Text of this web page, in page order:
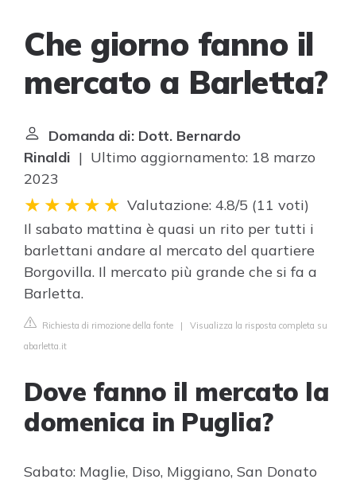
Che giorno fanno il
mercato a Barletta?
Domanda di: Dott. Bernardo
Rinaldi | Ultimo aggiornamento: 18 marzo
2023
Valutazione: 4.8/5 (11 voti)
Il sabato mattina è quasi un rito per tutti i
barlettani andare al mercato del quartiere
Borgovilla. Il mercato più grande che si fa a
Barletta.
Richiesta di rimozione della fonte | Visualizza la risposta completa su
abarletta.it
Dove fanno il mercato la
domenica in Puglia?
Sabato: Maglie, Diso, Miggiano, San Donato